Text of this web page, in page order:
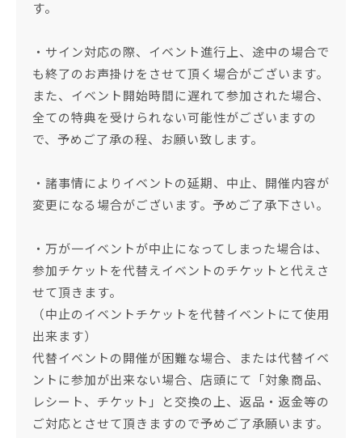
す。
・サイン対応の際、イベント進行上、途中の場合で
も終了のお声掛けをさせて頂く場合がございます。
また、イベント開始時間に遅れて参加された場合、
全ての特典を受けられない可能性がございますの
で、予めご了承の程、お願い致します。
・諸事情によりイベントの延期、中止、開催内容が
変更になる場合がございます。予めご了承下さい。
・万が一イベントが中止になってしまった場合は、
参加チケットを代替えイベントのチケットと代えさ
せて頂きます。
（中止のイベントチケットを代替イベントにて使用
出来ます）
代替イベントの開催が困難な場合、または代替イベ
ントに参加が出来ない場合、店頭にて「対象商品、
レシート、チケット」と交換の上、返品・返金等の
ご対応とさせて頂きますので予めご了承願います。